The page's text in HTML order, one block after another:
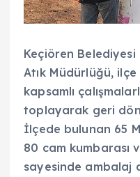
Keçiören Belediyesi
Atık Müdürlüğü,
kapsamlı
toplayarak geri
İlçede bulunan 65
80 cam kumbarası
sayesinde ambalaj